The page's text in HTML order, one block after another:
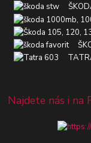
Najdete nás i na